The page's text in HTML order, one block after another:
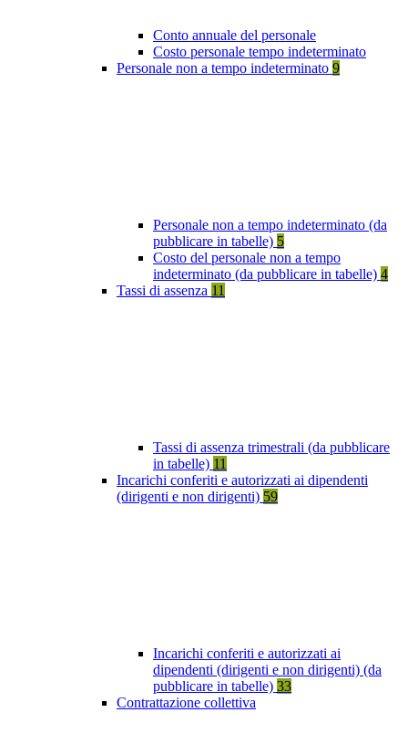
Conto annuale del personale
Costo personale tempo indeterminato
Personale non a tempo indeterminato 9
Personale non a tempo indeterminato (da
pubblicare in tabelle) 5
Costo del personale non a tempo
indeterminato (da pubblicare in tabelle) 4
Tassi di assenza 11
Tassi di assenza trimestrali (da pubblicare
in tabelle) 11
Incarichi conferiti e autorizzati ai dipendenti
(dirigenti e non dirigenti) 59
Incarichi conferiti e autorizzati ai
dipendenti (dirigenti e non dirigenti) (da
pubblicare in tabelle) 33
Contrattazione collettiva